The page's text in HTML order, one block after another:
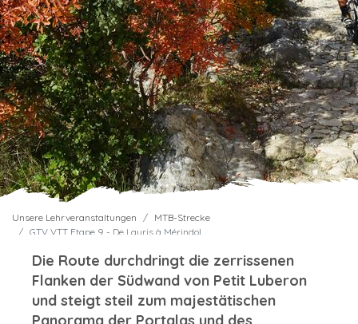
Unsere Lehrveranstaltungen
MTB-Strecke
GTV VTT Etape 9 - De Lauris à Mérindol
Die Route durchdringt die zerrissenen
Flanken der Südwand von Petit Luberon
und steigt steil zum majestätischen